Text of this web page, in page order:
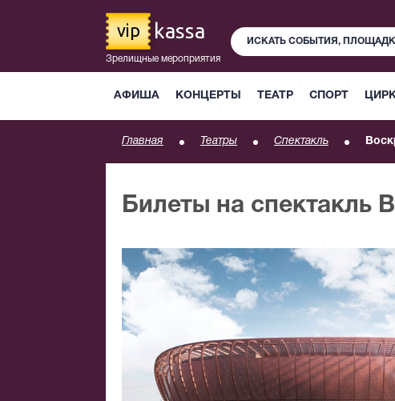
vip kassa
Зрелищные мероприятия
АФИША КОНЦЕРТЫ ТЕАТР СПОРТ
Главная Театры Спектакль
Билеты на спектакль